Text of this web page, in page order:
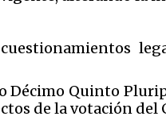
Décimo Quinto
de la votación